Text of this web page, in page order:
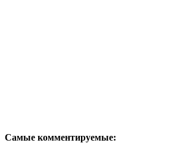
Самые комментируемые: